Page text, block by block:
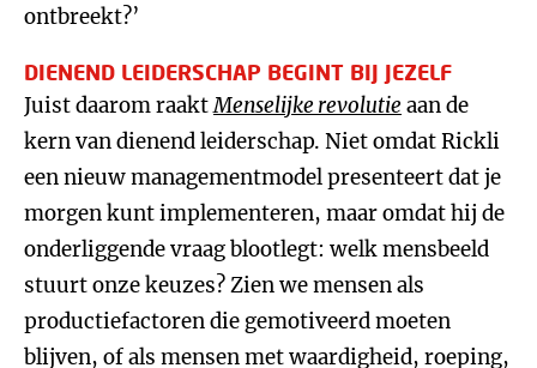
ontbreekt?’
DIENEND LEIDERSCHAP BEGINT BIJ JEZELF
Juist daarom raaktMenselijke revolutie aan de
kern van dienend leiderschap. Niet omdat Rickli
een nieuw managementmodel presenteert dat je
morgen kunt implementeren, maar omdat hij de
onderliggende vraag blootlegt: welk mensbeeld
stuurt onze keuzes? Zien we mensen als
productiefactoren die gemotiveerd moeten
blijven, of als mensen met waardigheid, roeping,